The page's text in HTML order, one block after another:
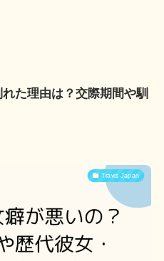
た理由は？交際期間や馴
Travis Japan